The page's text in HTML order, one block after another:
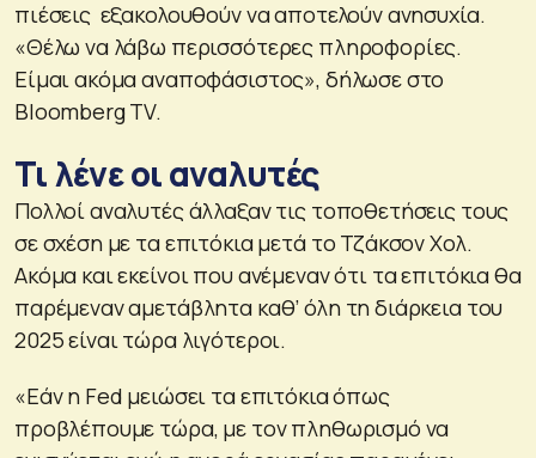
πιέσεις εξακολουθούν να αποτελούν ανησυχία.
«Θέλω να λάβω περισσότερες πληροφορίες.
Είμαι ακόμα αναποφάσιστος», δήλωσε στο
Bloomberg TV.
Τι λένε οι αναλυτές
Πολλοί αναλυτές άλλαξαν τις τοποθετήσεις τους
σε σχέση με τα επιτόκια μετά το Τζάκσον Χολ.
Ακόμα και εκείνοι που ανέμεναν ότι τα επιτόκια θα
παρέμεναν αμετάβλητα καθ’ όλη τη διάρκεια του
2025 είναι τώρα λιγότεροι.
«Εάν η Fed μειώσει τα επιτόκια όπως
προβλέπουμε τώρα, με τον πληθωρισμό να